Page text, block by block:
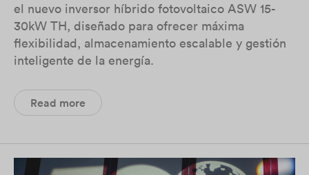
el nuevo inversor híbrido fotovoltaico ASW 15-
30kW TH, diseñado para ofrecer máxima
flexibilidad, almacenamiento escalable y gestión
inteligente de la energía.
Read more